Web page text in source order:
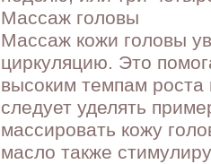
Массаж головы
Массаж кожи головы
циркуляцию. Это
высоким темпам
следует уделять
массировать кожу
масло также